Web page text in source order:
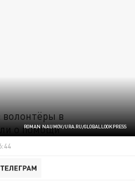
ROMAN NAUMOV/URA.RU/GLOBALLOOKPRESS